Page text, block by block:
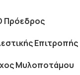
Πρόεδρος
Επιτροπής
Μυλοποτάμου